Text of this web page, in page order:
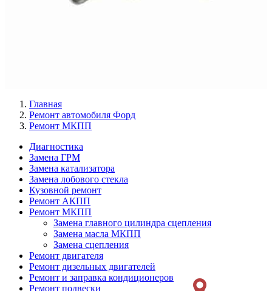
Главная
Ремонт автомобиля Форд
Ремонт МКПП
Меню
Ремонт
слева
Диагностика
Замена ГРМ
Замена катализатора
Замена лобового стекла
Кузовной ремонт
Ремонт АКПП
Ремонт МКПП
Замена главного цилиндра сцепления
Замена масла МКПП
Замена сцепления
Ремонт двигателя
Ремонт дизельных двигателей
Ремонт и заправка кондиционеров
Ремонт подвески